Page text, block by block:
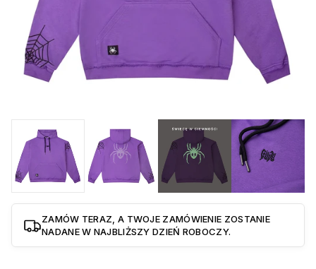
ZAMÓW TERAZ, A TWOJE ZAMÓWIENIE ZOSTANIE
NADANE W NAJBLIŻSZY DZIEŃ ROBOCZY.